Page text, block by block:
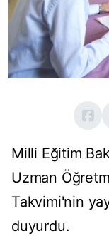
Milli Eğitim
Uzman
Takvimi'nin
duyurdu.